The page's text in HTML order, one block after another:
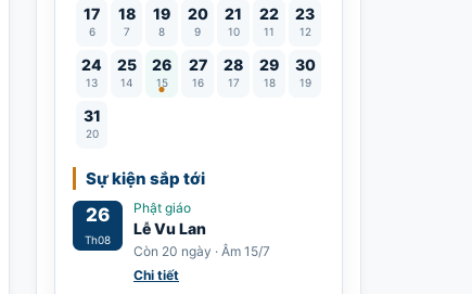
17
6
18
7
19
8
20
9
21
10
22
11
23
12
24
13
25
14
26
15
Lễ Vu Lan
27
16
28
17
29
18
30
19
31
20
Sự kiện sắp tới
26
Th08
Phật giáo
Lễ Vu Lan
Còn 20 ngày · Âm 15/7
Chi tiết